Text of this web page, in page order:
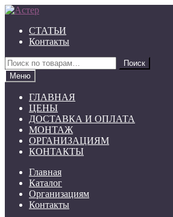
Перейти
навигации
Перейти
содержимому
СТАТЬИ
Контакты
Искать:
Поиск
Меню
ГЛАВНАЯ
ЦЕНЫ
ДОСТАВКА И ОПЛАТА
МОНТАЖ
ОРГАНИЗАЦИЯМ
КОНТАКТЫ
Главная
Каталог
Организациям
Контакты